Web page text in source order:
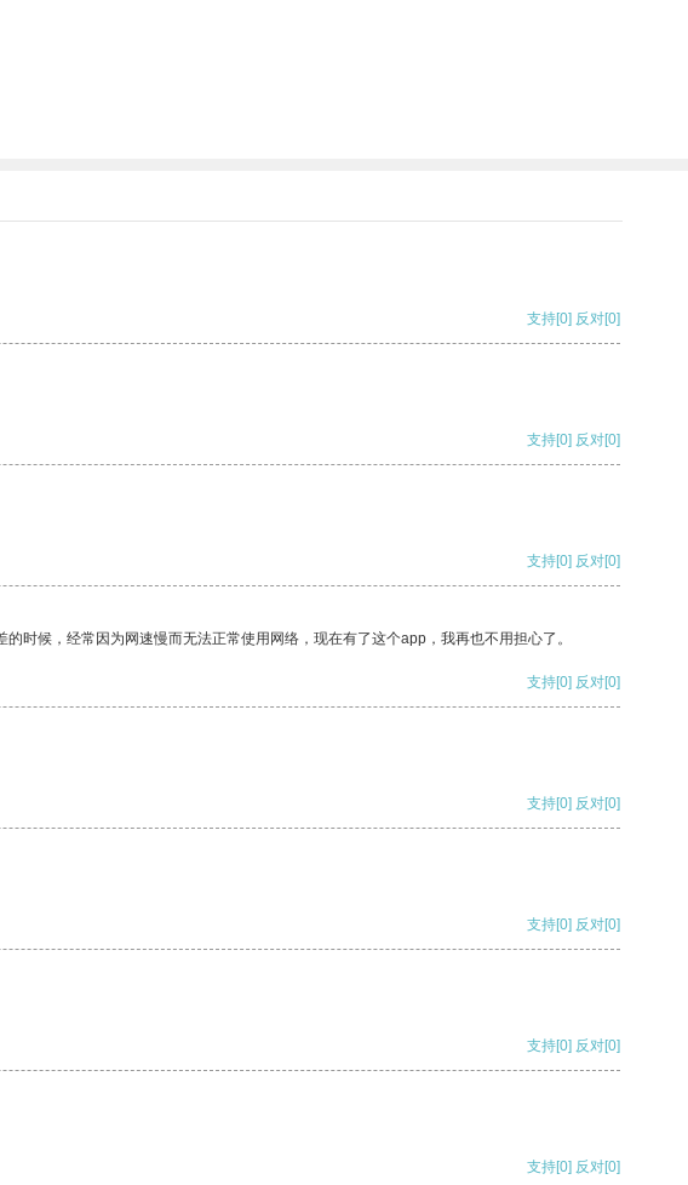
支持[0] 反对[0]
支持[0] 反对[0]
支持[0] 反对[0]
时候，经常因为网速慢而无法正常使用网络，现在有了这个app，我再也不用担心了。
支持[0] 反对[0]
支持[0] 反对[0]
支持[0] 反对[0]
支持[0] 反对[0]
支持[0] 反对[0]